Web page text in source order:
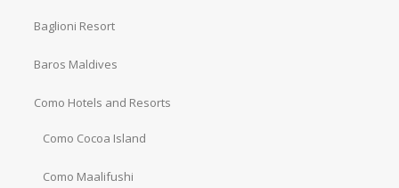
Baglioni Resort
Baros Maldives
Como Hotels and Resorts
Como Cocoa Island
Como Maalifushi